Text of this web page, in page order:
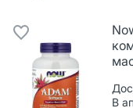
В